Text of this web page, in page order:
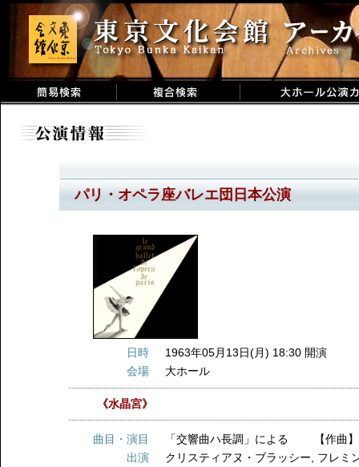
パリ・オペラ座バレエ団日本公演
日時
1963年05月13日(月) 18:30 開演
会場
大ホール
《水晶宮》
曲目・演目
「交響曲ハ長調」による 【作曲】
出演
クリスティアヌ・ブラッシー
フレミ